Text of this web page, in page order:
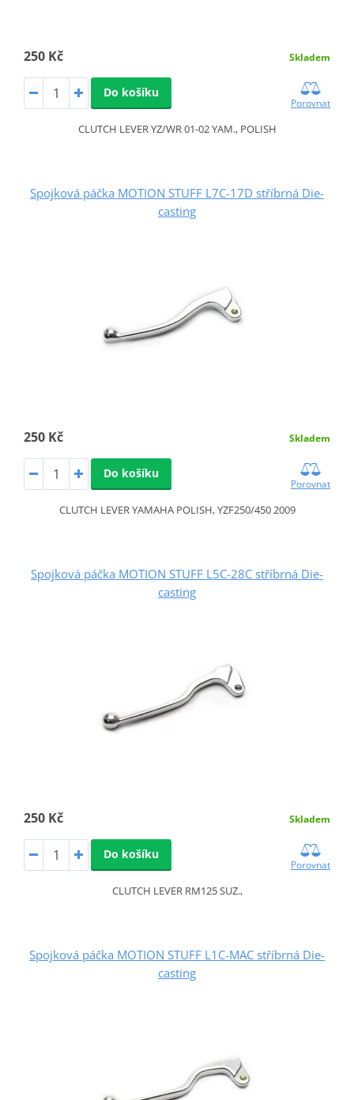
250 Kč Skladem
Do košíku
Porovnat
CLUTCH LEVER YZ/WR 01-02 YAM., POLISH
Spojková páčka MOTION STUFF L7C-17D stříbrná Die-
casting
250 Kč Skladem
Do košíku
Porovnat
CLUTCH LEVER YAMAHA POLISH, YZF250/450 2009
Spojková páčka MOTION STUFF L5C-28C stříbrná Die-
casting
250 Kč Skladem
Do košíku
Porovnat
CLUTCH LEVER RM125 SUZ.,
Spojková páčka MOTION STUFF L1C-MAC stříbrná Die-
casting